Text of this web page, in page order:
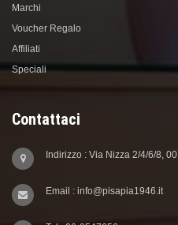
Marchi
Voucher Regalo
Affiliati
Speciali
Contattaci
Indirizzo : Via Nizza 2/4/6/8,
Email : info@pisapia1946.it